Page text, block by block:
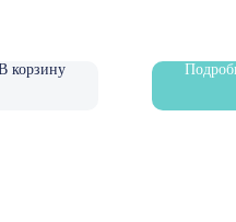
корзину